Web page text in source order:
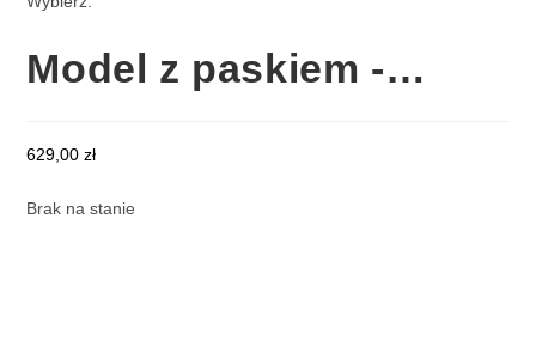
Model z paskiem -…
629,00zł
Brak na stanie